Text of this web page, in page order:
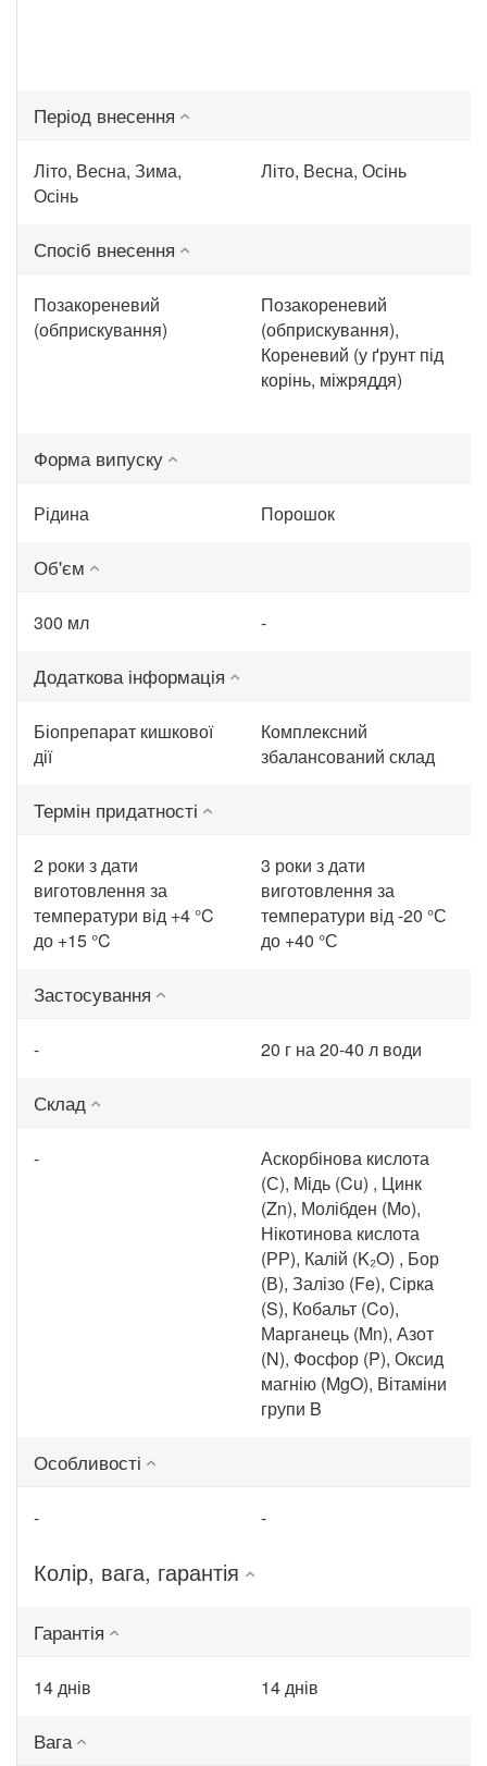
Період внесення
Літо, Весна, Зима,
Осінь
Літо, Весна, Осінь
Спосіб внесення
Позакореневий
(обприскування)
Позакореневий
(обприскування),
Кореневий (у ґрунт під
корінь, міжряддя)
Форма випуску
Рідина Порошок
Об'єм
300 мл -
Додаткова інформація
Біопрепарат кишкової
дії
Комплексний
збалансований склад
Термін придатності
2 роки з дати
виготовлення за
температури від +4 °C
до +15 °C
3 роки з дати
виготовлення за
температури від -20 °С
до +40 °С
Застосування
- 20 г на 20-40 л води
Склад
-
Аскорбінова кислота
(С), Мідь (Cu) , Цинк
(Zn), Молібден (Mo),
Нікотинова кислота
(РР), Калій (K₂O) , Бор
(В), Залізо (Fe), Сірка
(S), Кобальт (Co),
Марганець (Mn), Азот
(N), Фосфор (P), Оксид
магнію (MgO), Вітаміни
групи B
Особливості
- -
Колір, вага, гарантія
Гарантія
14 днів 14 днів
Вага